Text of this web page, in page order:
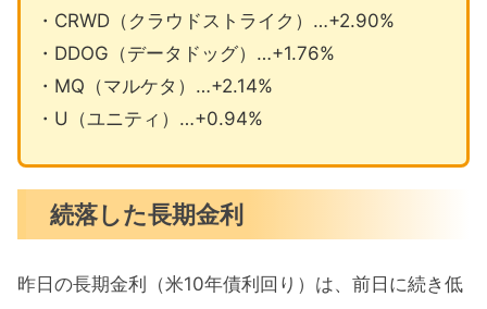
・CRWD（クラウドストライク）…+2.90%
・DDOG（データドッグ）…+1.76%
・MQ（マルケタ）…+2.14%
・U（ユニティ）…+0.94%
続落した長期金利
昨日の長期金利（米10年債利回り）は、前日に続き低